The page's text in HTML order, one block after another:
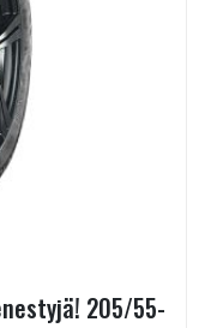
205/55-